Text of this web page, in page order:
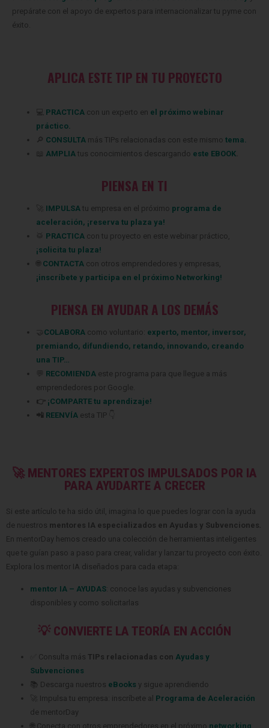
éxito.
práctico.
🔎CONSULTA
📖 AMPLIA tus conocimientos descargandoeste EBOOK.
tu empresa en el próximo
aceleración, ¡ reserva tu plaza ya!
🥁PRACTICA con tu proyecto en este webinar práctico,
solicita tu plaza
🌐CONTACTA con otros emprendedores y empresas,
¡inscríbetey participa en el próximo Networking!
COLABORA como voluntario:experto,mentor ,inversor
premiando,difundiendo, retando,innovando, creando
una TIP…
💬 RECOMIENDA
emprendedores por Google.
👉¡COMPARTE tu aprendizaje!
📲 REENVÍA esta TIP 👇
PARA AYUDARTE A CRECER
de nuestros mentores IA especializados en Ayudas y Subvenciones
En mentorDay hemos creado una colección de herramientas inteligentes
que te guían paso a paso para crear, validar y lanzar tu proyecto con éxito.
Explora los mentor IA diseñados para cada etapa:
: conoce las ayudas y subvenciones
disponibles y como solicitarlas
Subvenciones
📚 Descarga nuestros
🚀 Impulsa tu empresa: inscríbete al Programa de Aceleración
de mentorDay
🌐 Conecta con otros emprendedores en el próximo
🛠️Diseña tu plan de entrenamiento personalizadopara
Tu opinión es importante para ayudarnos a mejorar
Nº votos «4» - Promedio «5»